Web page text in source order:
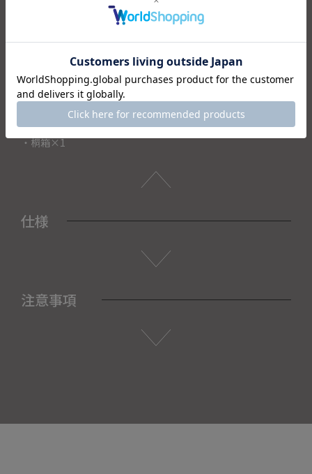
「オンリーワンの器」としてお楽しみください。
普段使いはもちろん桐箱付で、様々なギフトシーンにもお使
いいただける逸品です。
＜セット内容＞
・ぐい呑み×1
・桐箱×1
仕様
注意事項